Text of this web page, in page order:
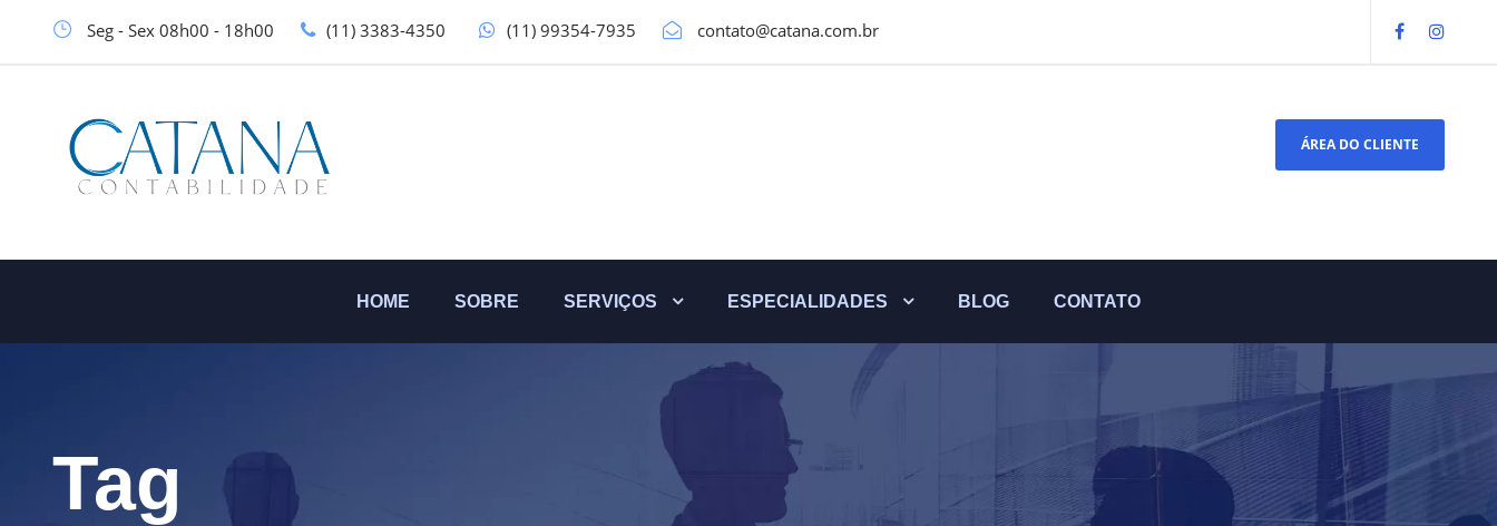
Seg - Sex 08h00 - 18h00 (11) 3383-4350 (11) 99354-7935 contato@catana.com.br
ÁREA DO CLIENTE
HOME SOBRE SERVIÇOS ESPECIALIDADES BLOG CONTATO
Tag